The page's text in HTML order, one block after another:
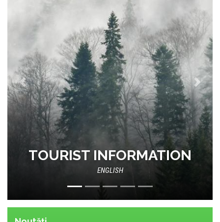
Bilet de vizitare Parcul
Național Retezat
Înapoi Înainte